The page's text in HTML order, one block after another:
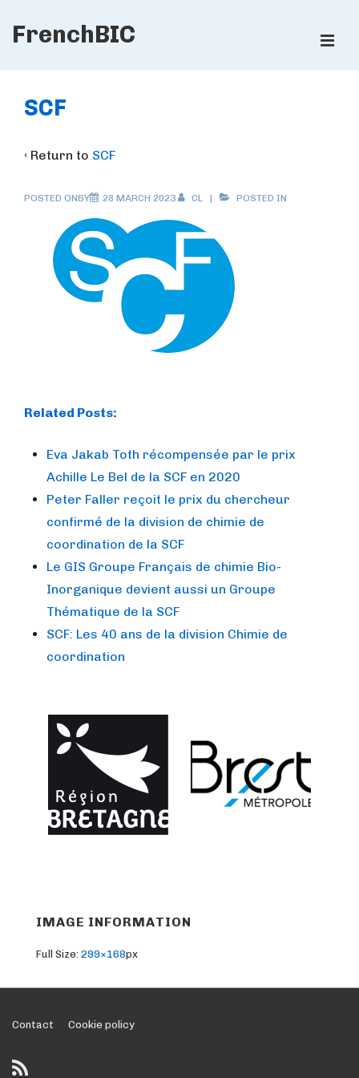
Skip
Content
FrenchBIC
Navigation
SCF
‹ Return to SCF
POSTED ONBY 28 MARCH 2023 CL POSTED IN
Related Posts:
Eva Jakab Toth récompensée par le prix
Achille Le Bel de la SCF en 2020
Peter Faller reçoit le prix du chercheur
confirmé de la division de chimie de
coordination de la SCF
Le GIS Groupe Français de chimie Bio-
Inorganique devient aussi un Groupe
Thématique de la SCF
SCF: Les 40 ans de la division Chimie de
coordination
IMAGE INFORMATION
Full Size: 299×168px
Footer
Menu
Contact Cookie policy